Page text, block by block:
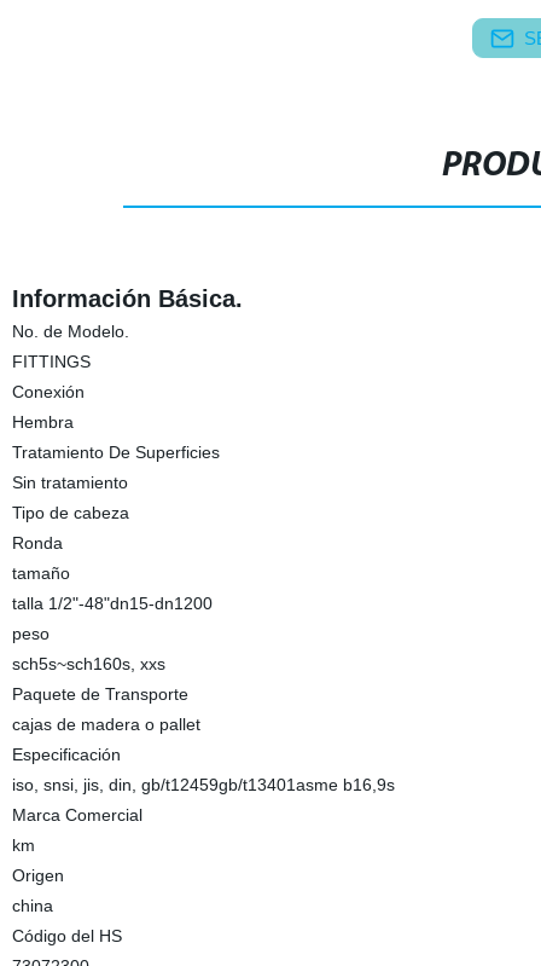
Información Básica.
No. de Modelo.
FITTINGS
Conexión
Hembra
Tratamiento De Superficies
Sin tratamiento
Tipo de cabeza
Ronda
tamaño
talla 1/2"-48"dn15-dn1200
peso
sch5s~sch160s, xxs
Paquete de Transporte
cajas de madera o pallet
Especificación
iso, snsi, jis, din, gb/t12459gb/t13401asme b16,9s
Marca Comercial
km
Origen
china
Código del HS